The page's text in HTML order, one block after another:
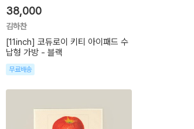
38,000
김하찬
[11inch] 코듀로이 키티 아이패드 수
납형 가방 - 블랙
무료배송